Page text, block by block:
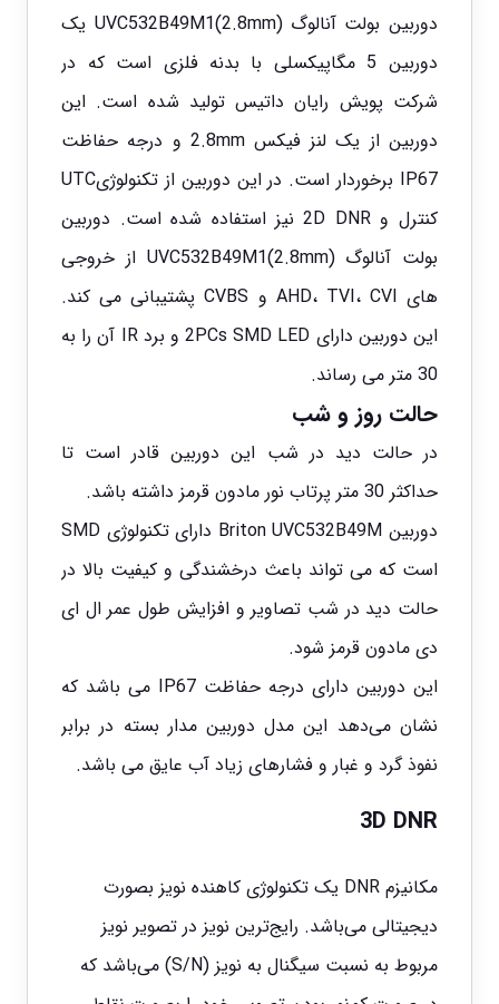
دوربین بولت آنالوگ
UVC532B49M1(2.8mm) یک
دوربین 5 مگاپیکسلی با بدنه فلزی است که در
شرکت پویش رایان داتیس تولید شده است. این
دوربین از یک لنز فیکس 2.8mm و درجه حفاظت
IP67 برخوردار است. در این دوربین از تکنولوژیUTC
کنترل و 2D DNR نیز استفاده شده است. دوربین
بولت آنالوگ UVC532B49M1(2.8mm) از خروجی
های AHD، TVI، CVI و CVBS پشتیبانی می کند.
این دوربین دارای 2PCs SMD LED و برد IR آن را به
30 متر می رساند.
حالت روز و شب
در حالت دید در شب این دوربین قادر است تا
حداکثر 30 متر پرتاب نور مادون قرمز داشته باشد.
دوربین Briton UVC532B49M دارای تکنولوژی SMD
است که می تواند باعث درخشندگی و کیفیت بالا در
حالت دید در شب تصاویر و افزایش طول عمر ال ای
دی مادون قرمز شود.
این دوربین دارای درجه حفاظت IP67 می باشد که
نشان می‌دهد این مدل دوربین مدار بسته در برابر
نفوذ گرد و غبار و فشارهای زیاد آب عایق می باشد.
3D DNR
مکانیزم DNR یک تکنولوژی کاهنده نویز بصورت
دیجیتالی می‌باشد. رایج‌ترین نویز در تصویر نویز
مربوط به نسبت سیگنال به نویز (S/N) می‌باشد که